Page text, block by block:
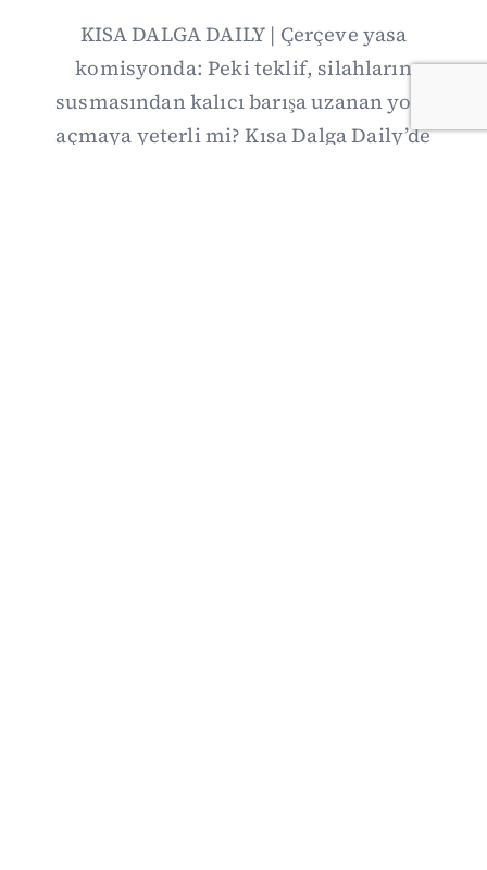
KISA DALGA DAILY | Çerçeve yasa
komisyonda: Peki teklif, silahların
susmasından kalıcı barışa uzanan yolu
açmaya yeterli mi? Kısa Dalga Daily’de